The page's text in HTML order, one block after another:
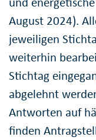
August 2024).
jeweiligen
weiterhin
Stichtag
abgelehnt
Antworten auf
finden